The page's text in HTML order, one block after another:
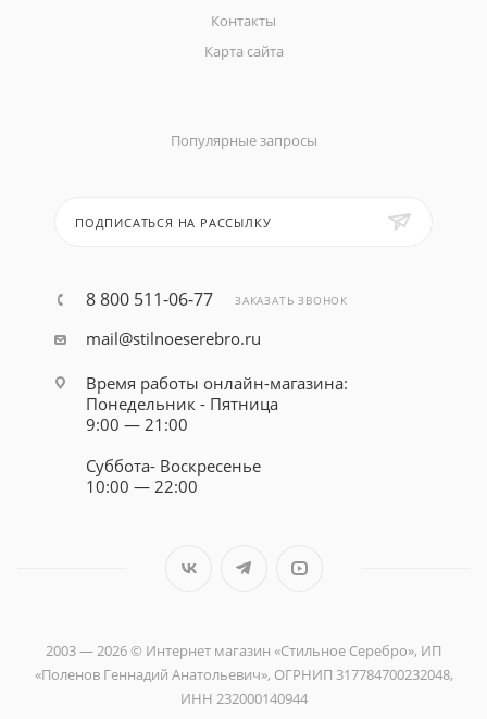
Контакты
Карта сайта
Популярные запросы
ПОДПИСАТЬСЯ НА РАССЫЛКУ
8 800 511-06-77 ЗАКАЗАТЬ ЗВОНОК
mail@stilnoeserebro.ru
Время работы онлайн-магазина:
Понедельник - Пятница
9:00 — 21:00
Суббота- Воскресенье
10:00 — 22:00
2003 — 2026 © Интернет магазин «Стильное Серебро», ИП
«Поленов Геннадий Анатольевич», ОГРНИП 317784700232048,
ИНН 232000140944